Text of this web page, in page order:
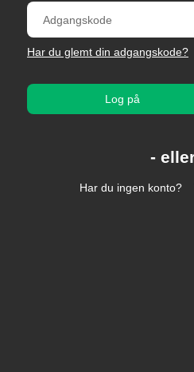
Har du glemt din adgangskode?
Log på
Har du ingen konto?